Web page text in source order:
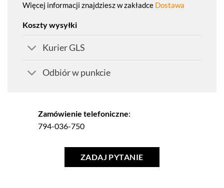
Więcej informacji znajdziesz w zakładce Dostawa
Koszty wysyłki
Kurier GLS
Odbiór w punkcie
Zamówienie telefoniczne:
794-036-750
ZADAJ PYTANIE